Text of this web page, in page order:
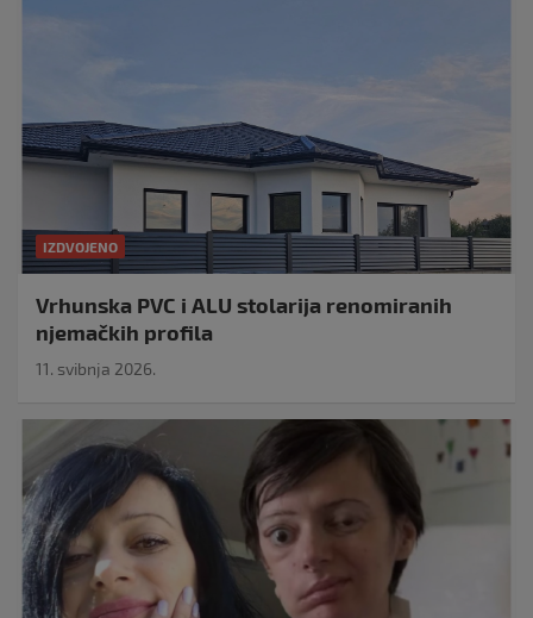
IZDVOJENO
Vrhunska PVC i ALU stolarija renomiranih
njemačkih profila
11. svibnja 2026.